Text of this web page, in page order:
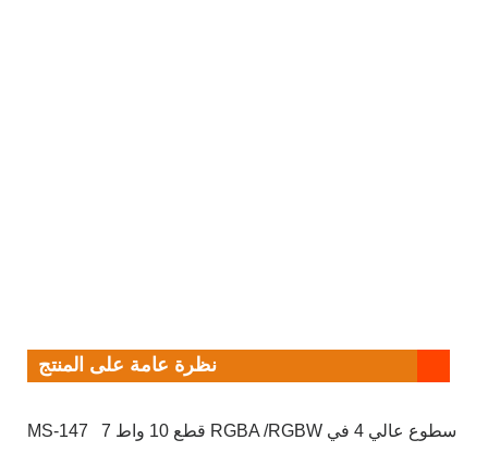
نظرة عامة على المنتج
MS-147 7 قطع 10 واط RGBA /RGBW سطوع عالي 4 في